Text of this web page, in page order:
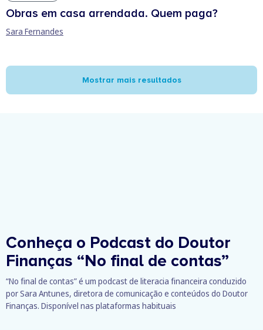
Obras em casa arrendada. Quem paga?
Sara Fernandes
Mostrar mais resultados
Conheça o Podcast do Doutor
Finanças “No final de contas”
“No final de contas” é um podcast de literacia financeira conduzido
por Sara Antunes, diretora de comunicação e conteúdos do Doutor
Finanças. Disponível nas plataformas habituais